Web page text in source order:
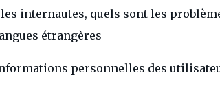
internautes, quels sont les
étrangères
personnelles des